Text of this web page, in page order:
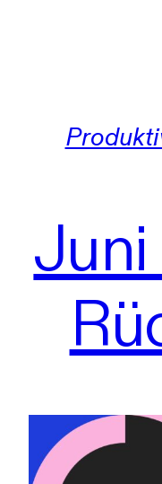
Juni